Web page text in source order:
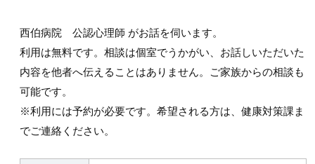
西伯病院 公認心理師 がお話を伺います。
利用は無料です。相談は個室でうかがい、お話しいただいた
内容を他者へ伝えることはありません。ご家族からの相談も
可能です。
※利用には予約が必要です。希望される方は、健康対策課ま
でご連絡ください。